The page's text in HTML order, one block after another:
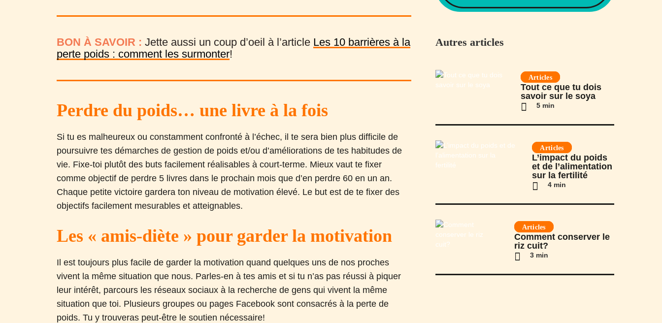
BON À SAVOIR : Jette aussi un coup d’oeil à l’article Les 10 barrières à la
perte poids : comment les surmonter!
Perdre du poids… une livre à la fois
Si tu es malheureux ou constamment confronté à l’échec, il te sera bien plus difficile de
poursuivre tes démarches de gestion de poids et/ou d’améliorations de tes habitudes de
vie. Fixe-toi plutôt des buts facilement réalisables à court-terme. Mieux vaut te fixer
comme objectif de perdre 5 livres dans le prochain mois que d’en perdre 60 en un an.
Chaque petite victoire gardera ton niveau de motivation élevé. Le but est de te fixer des
objectifs facilement mesurables et atteignables.
Les « amis-diète » pour garder la motivation
Il est toujours plus facile de garder la motivation quand quelques uns de nos proches
vivent la même situation que nous. Parles-en à tes amis et si tu n’as pas réussi à piquer
leur intérêt, parcours les réseaux sociaux à la recherche de gens qui vivent la même
situation que toi. Plusieurs groupes ou pages Facebook sont consacrés à la perte de
poids. Tu y trouveras peut-être le soutien nécessaire!
Autres articles
Articles
Tout ce que tu dois
savoir sur le soya
5 min
Articles
L’impact du poids
et de l’alimentation
sur la fertilité
4 min
Articles
Comment conserver le
riz cuit?
3 min